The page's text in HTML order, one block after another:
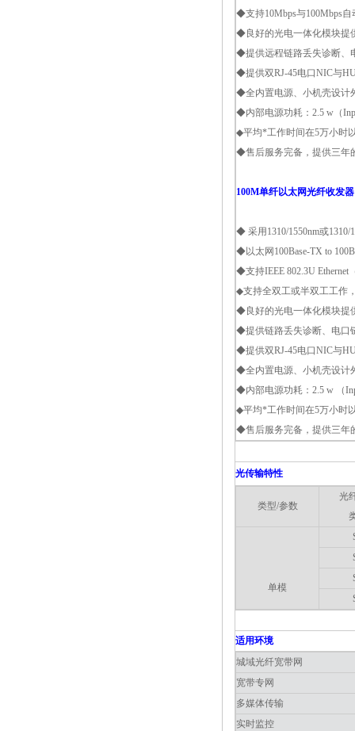
◆支持10Mbps与100Mbps
◆良好的光电一体化模块提
◆提供远程链路丢失诊断、
◆提供双RJ-45电口NIC与
◆全内置电源、小机壳设计
◆内部电源功耗：2.5 w（
◆平均*工作时间在5万小时
◆售后服务完备，提供三年
100M单纤以太网光纤收发器
◆ 采用1310/1550nm或
◆以太网100Base-TX to
◆支持IEEE 802.3U Ethernet
◆支持全双工或半双工工作
◆良好的光电一体化模块提
◆提供链路丢失诊断、电口
◆提供双RJ-45电口NIC与
◆全内置电源、小机壳设计
◆内部电源功耗：2.5 w （
◆平均*工作时间在5万小时
◆售后服务完备，提供三年
光传输特性
类型/参数
光
单模
适用环境
城域光纤宽带网
宽带专网
多媒体传输
实时监控